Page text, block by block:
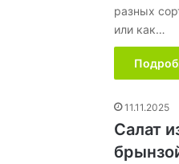
разных
или как…
11.11.2025
Салат